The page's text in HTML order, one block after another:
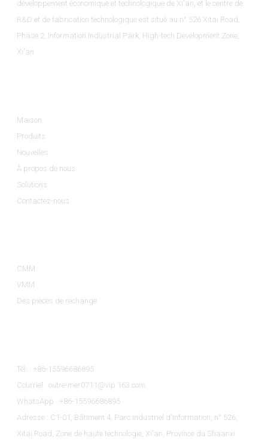
développement économique et technologique de Xi'an, et le centre de
R&D et de fabrication technologique est situé au n° 526 Xitai Road,
Phase 2, Information Industrial Park, High-tech Development Zone,
Xi'an.
Maison
Produits
Nouvelles
À propos de nous
Solutions
Contactez-nous
CMM
VMM
Des pièces de rechange
Tél. : +86-15596686895
Courriel : outre-mer0711@vip.163.com
WhatsApp : +86-15596686895
Adresse : C1-01, Bâtiment 4, Parc industriel d'information, n° 526,
Xitai Road, Zone de haute technologie, Xi'an, Province du Shaanxi